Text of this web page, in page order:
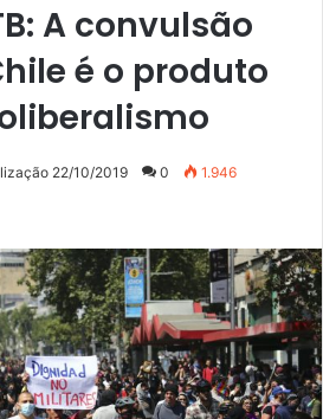
A convulsão
é o produto
22/10/2019 0 1.946